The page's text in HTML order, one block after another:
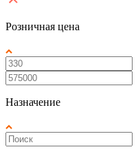
Розничная цена
Назначение